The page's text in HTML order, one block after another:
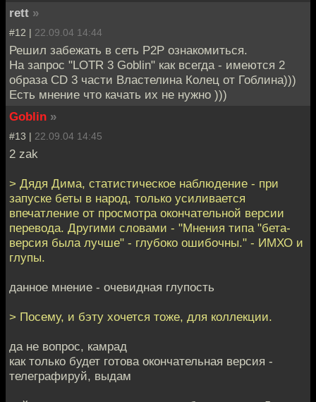
rett »
#12 | 22.09.04 14:44
Решил забежать в сеть P2P ознакомиться.
На запрос "LOTR 3 Goblin" как всегда - имеются 2
образа CD 3 части Властелина Колец от Гоблина)))
Есть мнение что качать их не нужно )))
Goblin »
#13 | 22.09.04 14:45
2 zak
> Дядя Дима, статистическое наблюдение - при
запуске беты в народ, только усиливается
впечатление от просмотра окончательной версии
перевода. Другими словами - "Мнения типа "бета-
версия была лучше" - глубоко ошибочны." - ИМХО и
глупы.
данное мнение - очевидная глупость
> Посему, и бэту хочется тоже, для коллекции.
да не вопрос, камрад
как только будет готова окончательная версия -
телеграфируй, выдам